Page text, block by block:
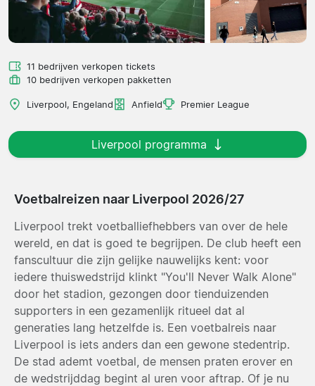
11 bedrijven verkopen tickets
10 bedrijven verkopen pakketten
Liverpool, Engeland Anfield Premier League
Liverpool programma
Voetbalreizen naar Liverpool 2026/27
Liverpool trekt voetballiefhebbers van over de hele
wereld, en dat is goed te begrijpen. De club heeft een
fanscultuur die zijn gelijke nauwelijks kent: voor
iedere thuiswedstrijd klinkt "You'll Never Walk Alone"
door het stadion, gezongen door tienduizenden
supporters in een gezamenlijk ritueel dat al
generaties lang hetzelfde is. Een voetbalreis naar
Liverpool is iets anders dan een gewone stedentrip.
De stad ademt voetbal, de mensen praten erover en
de wedstrijddag begint al uren voor aftrap. Of je nu